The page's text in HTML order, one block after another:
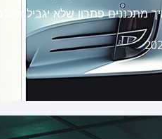
מתכננים פתרון שלא יגביל